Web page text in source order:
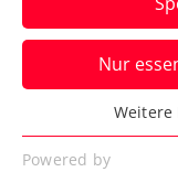
2024
Auch bei den
Nur
Essenziell
Essenzielle
Powered by